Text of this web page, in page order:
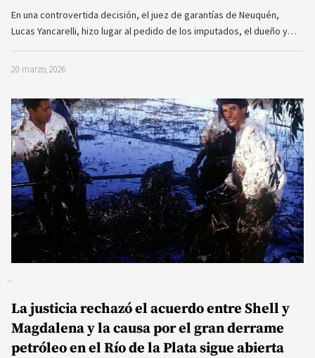
En una controvertida decisión, el juez de garantías de Neuquén,
Lucas Yancarelli, hizo lugar al pedido de los imputados, el dueño y…
20 marzo, 2026
La justicia rechazó el acuerdo entre Shell y
Magdalena y la causa por el gran derrame
petróleo en el Río de la Plata sigue abierta